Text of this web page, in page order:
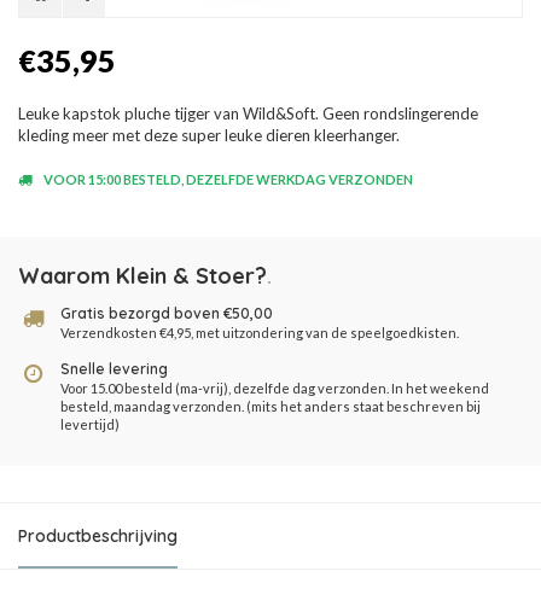
€35,95
Leuke kapstok pluche tijger van Wild&Soft. Geen rondslingerende
kleding meer met deze super leuke dieren kleerhanger.
VOOR 15:00 BESTELD, DEZELFDE WERKDAG VERZONDEN
Waarom Klein & Stoer?.
Gratis bezorgd boven €50,00
Verzendkosten €4,95, met uitzondering van de speelgoedkisten.
Snelle levering
Voor 15.00 besteld (ma-vrij), dezelfde dag verzonden. In het weekend
besteld, maandag verzonden. (mits het anders staat beschreven bij
levertijd)
Productbeschrijving